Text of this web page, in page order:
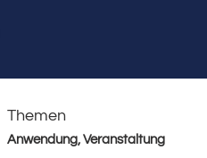
Themen
Anwendung, Veranstaltung